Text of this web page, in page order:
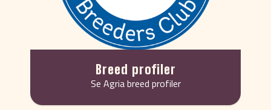
Breed profiler
Se Agria breed profiler